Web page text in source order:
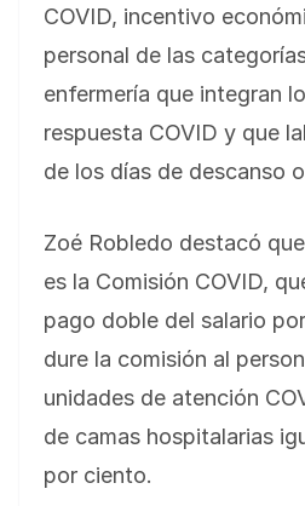
COVID, incentivo
personal de las
enfermería que integran
respuesta COVID y que
de los días de descanso
Zoé Robledo destacó
es la Comisión COVID,
pago doble del salario
dure la comisión al
unidades de atención
de camas hospitalarias
por ciento.